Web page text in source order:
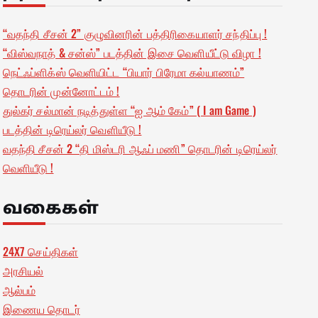
“வதந்தி சீசன் 2” குழுவினரின் பத்திரிகையாளர் சந்திப்பு !
“விஸ்வநாத் & சன்ஸ்” படத்தின் இசை வெளியீட்டு விழா !
நெட்ஃப்ளிக்ஸ் வெளியிட்ட “பியார் பிரேமா கல்யாணம்”
தொடரின் முன்னோட்டம் !
துல்கர் சல்மான் நடித்துள்ள “ஐ ஆம் கேம்” ( I am Game )
படத்தின் டிரெய்லர் வெளியீடு !
வதந்தி சீசன் 2 “தி மிஸ்டரி ஆஃப் மணி” தொடரின் டிரெய்லர்
வெளியீடு !
வகைகள்
24X7 செய்திகள்
அரசியல்
ஆல்பம்
இணைய தொடர்